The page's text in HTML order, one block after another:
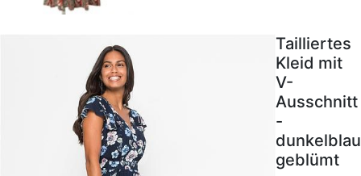
Tailliertes
Kleid mit
V-
Ausschnitt
-
dunkelblau
geblümt